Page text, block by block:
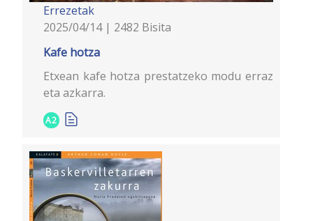
Errezetak
2025/04/14 | 2482 Bisita
Kafe hotza
Etxean kafe hotza prestatzeko modu erraz
eta azkarra.
A2